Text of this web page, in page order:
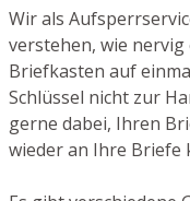
Wir als
verstehen, wie nervig
Briefkasten auf
Schlüssel nicht zur
gerne dabei, Ihren
wieder an Ihre Briefe